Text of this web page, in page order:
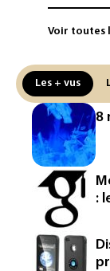
L'UE
Ceuta
L'Europe
solaire
La
contre
Canicule:
centrale
réseau
Voir toutes
Les + vus
8
: